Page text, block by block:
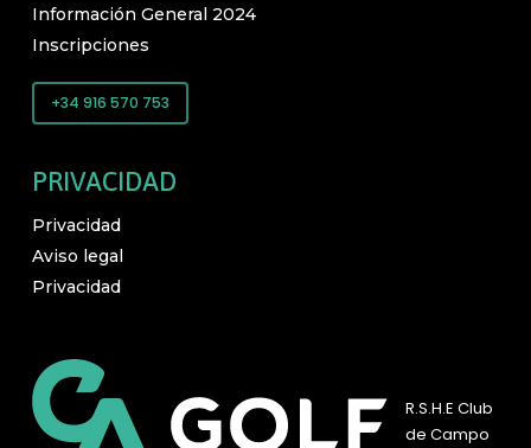
Información General 2024
Inscripciones
+34 916 570 753
PRIVACIDAD
Privacidad
Aviso legal
Privacidad
R.S.H.E Club
de Campo